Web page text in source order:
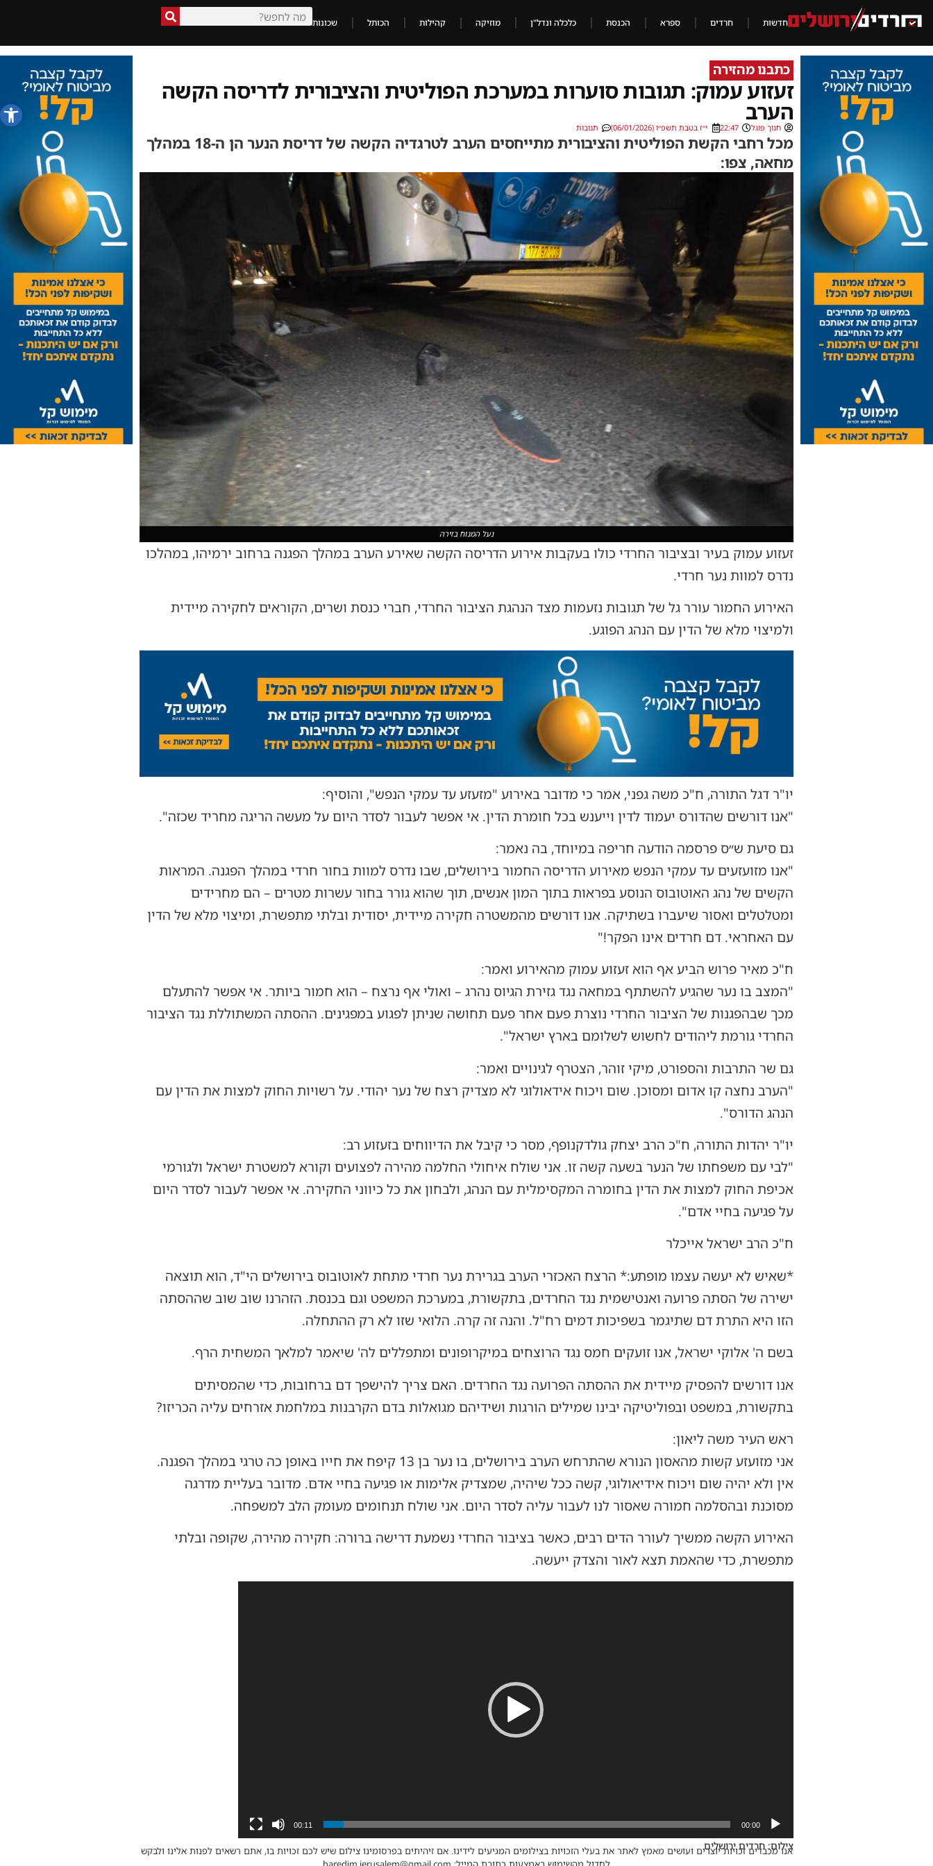
פתח
חדשות חרדים ספרא הכנסת כלכלה ונדל"ן מוזיקה קהילות הכותל שכונות
כתבנו מהזירה
זעזוע עמוק: תגובות סוערות במערכת הפוליטית והציבורית לדריסה הקשה
הערב
חנוך פוגל 22:47 י״ז בטבת תשפ״ו (06/01/2026) תגובות
מכל רחבי הקשת הפוליטית והציבורית מתייחסים הערב לטרגדיה הקשה של דריסת הנער הן ה-18 במהלך
מחאה, צפו:
נעל המנוח בזירה
זעזוע עמוק בעיר ובציבור החרדי כולו בעקבות אירוע הדריסה הקשה שאירע הערב במהלך הפגנה ברחוב ירמיהו, במהלכו
נדרס למוות נער חרדי.
האירוע החמור עורר גל של תגובות נזעמות מצד הנהגת הציבור החרדי, חברי כנסת ושרים, הקוראים לחקירה מיידית
ולמיצוי מלא של הדין עם הנהג הפוגע.
יו"ר דגל התורה, ח"כ משה גפני, אמר כי מדובר באירוע "מזעזע עד עמקי הנפש", והוסיף:
"אנו דורשים שהדורס יעמוד לדין וייענש בכל חומרת הדין. אי אפשר לעבור לסדר היום על מעשה הריגה מחריד שכזה".
גם סיעת ש״ס פרסמה הודעה חריפה במיוחד, בה נאמר:
"אנו מזועזעים עד עמקי הנפש מאירוע הדריסה החמור בירושלים, שבו נדרס למוות בחור חרדי במהלך הפגנה. המראות
הקשים של נהג האוטובוס הנוסע בפראות בתוך המון אנשים, תוך שהוא גורר בחור עשרות מטרים – הם מחרידים
ומטלטלים ואסור שיעברו בשתיקה. אנו דורשים מהמשטרה חקירה מיידית, יסודית ובלתי מתפשרת, ומיצוי מלא של הדין
עם האחראי. דם חרדים אינו הפקר!"
ח"כ מאיר פרוש הביע אף הוא זעזוע עמוק מהאירוע ואמר:
"המצב בו נער שהגיע להשתתף במחאה נגד גזירת הגיוס נהרג – ואולי אף נרצח – הוא חמור ביותר. אי אפשר להתעלם
מכך שבהפגנות של הציבור החרדי נוצרת פעם אחר פעם תחושה שניתן לפגוע במפגינים. ההסתה המשתוללת נגד הציבור
החרדי גורמת ליהודים לחשוש לשלומם בארץ ישראל".
גם שר התרבות והספורט, מיקי זוהר, הצטרף לגינויים ואמר:
"הערב נחצה קו אדום ומסוכן. שום ויכוח אידאולוגי לא מצדיק רצח של נער יהודי. על רשויות החוק למצות את הדין עם
הנהג הדורס".
יו"ר יהדות התורה, ח"כ הרב יצחק גולדקנופף, מסר כי קיבל את הדיווחים בזעזוע רב:
"לבי עם משפחתו של הנער בשעה קשה זו. אני שולח איחולי החלמה מהירה לפצועים וקורא למשטרת ישראל ולגורמי
אכיפת החוק למצות את הדין בחומרה המקסימלית עם הנהג, ולבחון את כל כיווני החקירה. אי אפשר לעבור לסדר היום
על פגיעה בחיי אדם".
ח"כ הרב ישראל אייכלר
*שאיש לא יעשה עצמו מופתע:* הרצח האכזרי הערב בגרירת נער חרדי מתחת לאוטובוס בירושלים הי"ד, הוא תוצאה
ישירה של הסתה פרועה ואנטישמית נגד החרדים, בתקשורת, במערכת המשפט וגם בכנסת. הזהרנו שוב שוב שההסתה
הזו היא התרת דם שתיגמר בשפיכות דמים רח"ל. והנה זה קרה. הלואי שזו לא רק ההתחלה.
בשם ה' אלוקי ישראל, אנו זועקים חמס נגד הרוצחים במיקרופונים ומתפללים לה' שיאמר למלאך המשחית הרף.
אנו דורשים להפסיק מיידית את ההסתה הפרועה נגד החרדים. האם צריך להישפך דם ברחובות, כדי שהמסיתים
בתקשורת, במשפט ובפוליטיקה יבינו שמילים הורגות ושידיהם מגואלות בדם הקרבנות במלחמת אזרחים עליה הכריזו?
ראש העיר משה ליאון:
אני מזועזע קשות מהאסון הנורא שהתרחש הערב בירושלים, בו נער בן 13 קיפח את חייו באופן כה טרגי במהלך הפגנה.
אין ולא יהיה שום ויכוח אידיאולוגי, קשה ככל שיהיה, שמצדיק אלימות או פגיעה בחיי אדם. מדובר בעליית מדרגה
מסוכנת ובהסלמה חמורה שאסור לנו לעבור עליה לסדר היום. אני שולח תנחומים מעומק הלב למשפחה.
האירוע הקשה ממשיך לעורר הדים רבים, כאשר בציבור החרדי נשמעת דרישה ברורה: חקירה מהירה, שקופה ובלתי
מתפשרת, כדי שהאמת תצא לאור והצדק ייעשה.
00:00
00:11
צילום: חרדים ירושלים
אנו מכבדים זכויות יוצרים ועושים מאמץ לאתר את בעלי הזכויות בצילומים המגיעים לידינו. אם זיהיתים בפרסומינו צילום שיש לכם זכויות בו, אתם רשאים לפנות אלינו ולבקש